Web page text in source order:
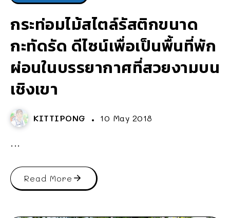
กระท่อมไม้สไตล์รัสติกขนาด
กะทัดรัด ดีไซน์เพื่อเป็นพื้นที่พัก
ผ่อนในบรรยากาศที่สวยงามบน
เชิงเขา
KITTIPONG 10 May 2018
...
Read More